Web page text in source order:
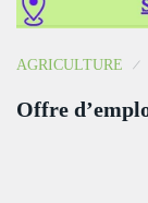
AGRICULTURE
Offre